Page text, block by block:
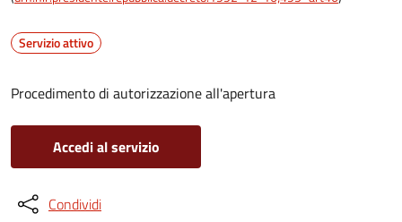
Servizio attivo
Procedimento di autorizzazione all'apertura
Accedi al servizio
Condividi